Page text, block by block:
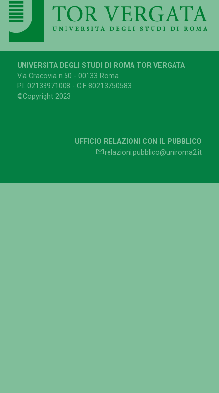
UNIVERSITÀ DEGLI STUDI DI ROMA TOR VERGATA
Via Cracovia n.50 - 00133 Roma
P.I. 02133971008 - C.F. 80213750583
©Copyright 2023
UFFICIO RELAZIONI CON IL PUBBLICO
relazioni.pubblico@uniroma2.it